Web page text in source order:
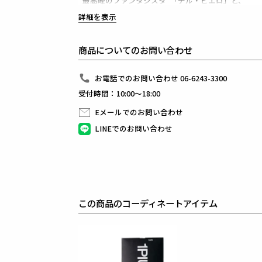
国内ラグジュアリーブランドの旗手1PIU1UGUALE3/
両雄のスペシャルコラボライン「1PIU1UGUALE3
日本から世界に向けて発信するブランドとして世界中
ラグジュアリーな商品をリリースし続ける
ハイエンドラグジュアリーブランドが提案する、高
上質を知る全てのプレイヤーの為のウェアとしてリリ
革新的なハイテク素材を採用し、ただ派手な物ではな
同ブランドならではの立体パターンにより、洗練され
最高のフィッティングを兼ね備え着る者全てに高揚感
詳細を表示
商品についてのお問い合わせ
お電話でのお問い合わせ 06-6243-3300
受付時間：10:00～18:00
Eメールでのお問い合わせ
LINEでのお問い合わせ
この商品のコーディネートアイテム